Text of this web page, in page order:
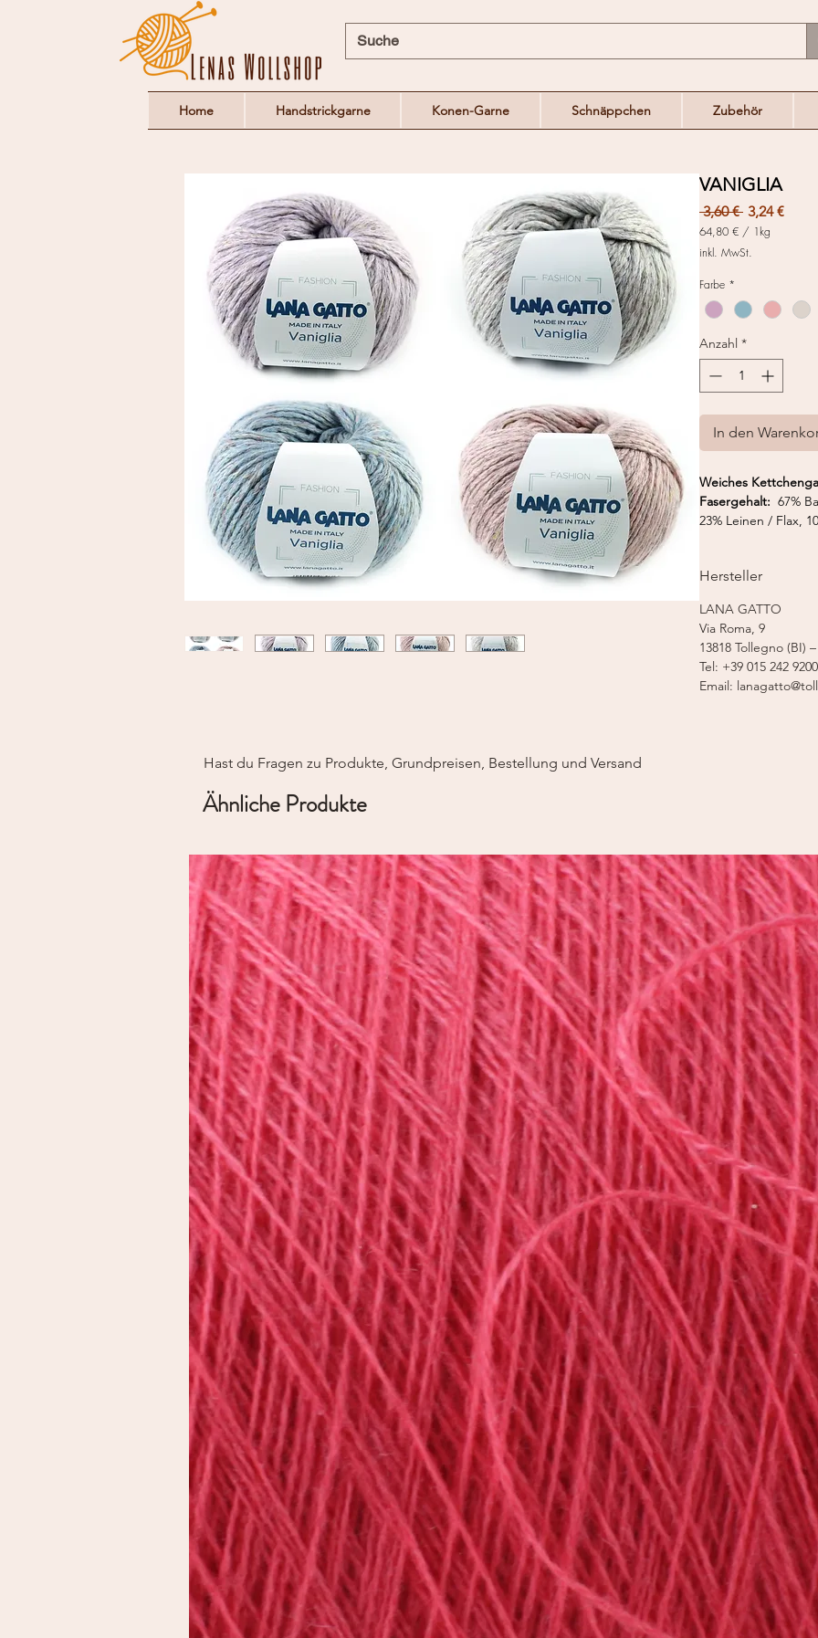
Home Handstrickgarne Konen-Garne Schnäppchen Zubehör
VANIGLIA
3,60 € 3,24 €Sale-
64,80 € / 1kg
64,80 €
pro
Kilogramm
inkl. MwSt.
Farbe *
Anzahl *
In den
Weiches
Fasergehalt: 67%
23% Leinen / Flax,
Nadelstärke:
Hersteller
LANA GATTO
Via Roma, 9
13818 Tollegno (BI) –
Tel: +39 015 242 9200
Email:
Hast du Fragen zu Produkte, Grundpreisen, Bestellung und Versand
Ähnliche Produkte